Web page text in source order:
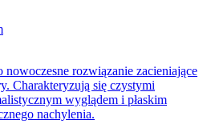
nowoczesne rozwiązanie zacieniające
Charakteryzują się czystymi
wyglądem i płaskim
nachylenia.